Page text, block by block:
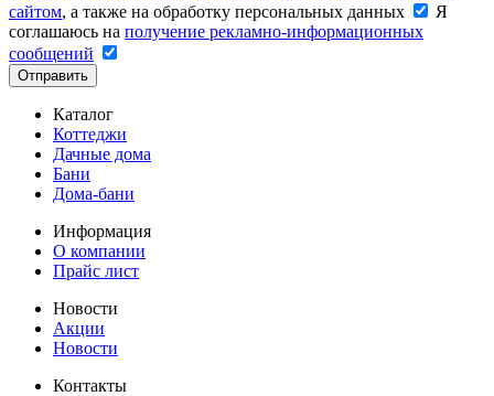
сайтом, а также на обработку персональных данных
Я
соглашаюсь на получение рекламно-информационных
сообщений
Отправить
Каталог
Коттеджи
Дачные дома
Бани
Дома-бани
Информация
О компании
Прайс лист
Новости
Акции
Новости
Контакты